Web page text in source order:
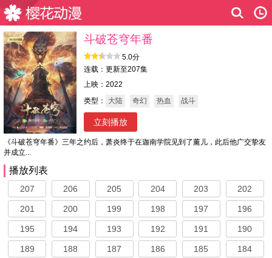
斗破苍穹年番
5.0分
连载：更新至207集
上映：2022
类型：
大陆 奇幻 热血 战斗
立刻播放
《斗破苍穹年番》三年之约后，萧炎终于在迦南学院见到了薰儿，此后他广交挚友
并成立...
播放列表
207 206 205 204 203 202
201 200 199 198 197 196
195 194 193 192 191 190
189 188 187 186 185 184